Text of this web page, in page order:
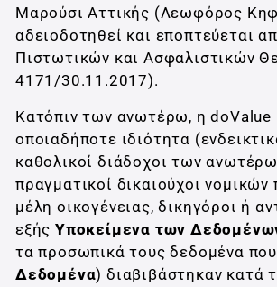
Μαρούσι Αττικής (Λεωφόρος
αδειοδοτηθεί και εποπτεύεται
Πιστωτικών και Ασφαλιστικών
4171/30.11.2017).
Κατόπιν των ανωτέρω, η doValue
οποιαδήποτε ιδιότητα
καθολικοί διάδοχοι των
πραγματικοί δικαιούχοι
μέλη οικογένειας, δικηγόροι ή
εξής Υποκείμενα των
τα προσωπικά τους δεδομένα
Δεδομένα) διαβιβάστηκαν κατά